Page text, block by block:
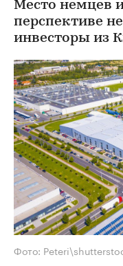
Место немцев
перспективе
инвесторы из
Фото: